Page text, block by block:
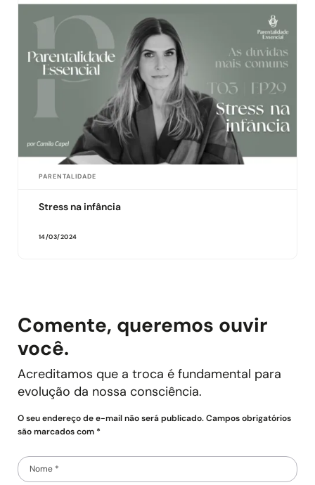
PARENTALIDADE
Stress na infância
14/03/2024
Comente, queremos ouvir
você.
Acreditamos que a troca é fundamental para
evolução da nossa consciência.
O seu endereço de e-mail não será publicado. Campos obrigatórios
são marcados com *